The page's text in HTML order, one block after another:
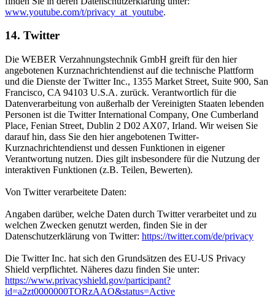
www.youtube.com/t/privacy_at_youtube.
14. Twitter
Die WEBER Verzahnungstechnik GmbH greift für den hier
angebotenen Kurznachrichtendienst auf die technische Plattform
und die Dienste der Twitter Inc., 1355 Market Street, Suite 900, San
Francisco, CA 94103 U.S.A. zurück. Verantwortlich für die
Datenverarbeitung von außerhalb der Vereinigten Staaten lebenden
Personen ist die Twitter International Company, One Cumberland
Place, Fenian Street, Dublin 2 D02 AX07, Irland. Wir weisen Sie
darauf hin, dass Sie den hier angebotenen Twitter-
Kurznachrichtendienst und dessen Funktionen in eigener
Verantwortung nutzen. Dies gilt insbesondere für die Nutzung der
interaktiven Funktionen (z.B. Teilen, Bewerten).
Von Twitter verarbeitete Daten:
Angaben darüber, welche Daten durch Twitter verarbeitet und zu
welchen Zwecken genutzt werden, finden Sie in der
Datenschutzerklärung von Twitter: https://twitter.com/de/privacy
Die Twitter Inc. hat sich den Grundsätzen des EU-US Privacy
Shield verpflichtet. Näheres dazu finden Sie unter:
https://www.privacyshield.gov/participant?
id=a2zt0000000TORzAAO&status=Active